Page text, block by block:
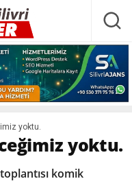
yoktu.
yoktu.
komik